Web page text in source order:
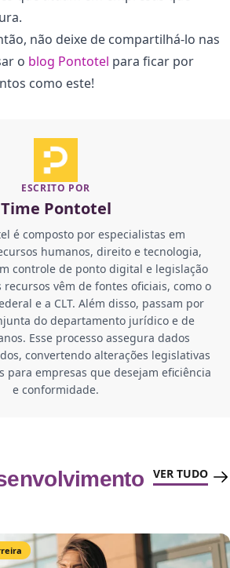
não deixe de compartilhá-lo nas
o blog Pontotel para ficar por
como este!
ESCRITO POR
Time Pontotel
é composto por especialistas em
humanos, direito e tecnologia,
controle de ponto digital e legislação
vêm de fontes oficiais, como o
e a CLT. Além disso, passam por
do departamento jurídico e de
Esse processo assegura dados
convertendo alterações legislativas
para empresas que desejam eficiência
e conformidade.
VER TUDO